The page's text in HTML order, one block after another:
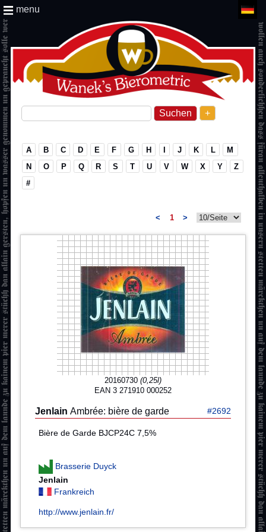
+
menu
A B C D E F G H I J K L
M
N
O P Q R S T U V W X Y
Z
#
< 1 >
20160730 (0,25l)
EAN 3 271910 000252
Jenlain Ambrée: bière de garde #2692
Bière de Garde BJCP24C 7,5%
Brasserie Duyck
Jenlain
Frankreich
http://www.jenlain.fr/